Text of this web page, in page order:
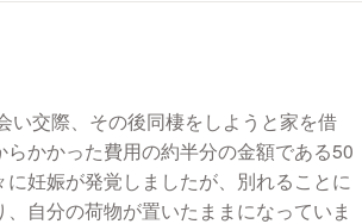
い交際、その後同棲をしようと家を借
かかった費用の約半分の金額である50
妊娠が発覚しましたが、別れることに
自分の荷物が置いたままになっていま